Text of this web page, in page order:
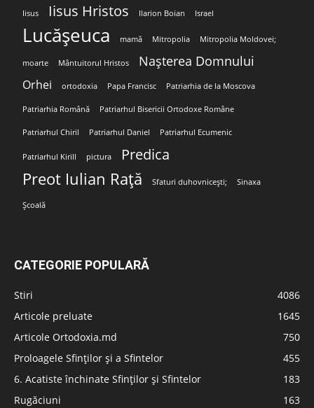
Iisus Iisus Hristos Ilarion Boian Israel
Lucășeuca mamă Mitropolia Mitropolia Moldovei;
moarte Mântuitorul Hristos Nașterea Domnului
Orhei ortodoxia Papa Francisc Patriarhia de la Moscova
Patriarhia Română Patriarhul Bisericii Ortodoxe Române
Patriarhul Chiril Patriarhul Daniel Patriarhul Ecumenic
Patriarhul Kirill pictura Predica
Preot Iulian Rață Sfaturi duhovnicești; Sinaxa
Școală
CATEGORIE POPULARĂ
Stiri
4086
Articole preluate
1645
Articole Ortodoxia.md
750
Proloagele Sfinților și a Sfintelor
455
6. Acatiste închinate Sfinților și Sfintelor
183
Rugăciuni
163